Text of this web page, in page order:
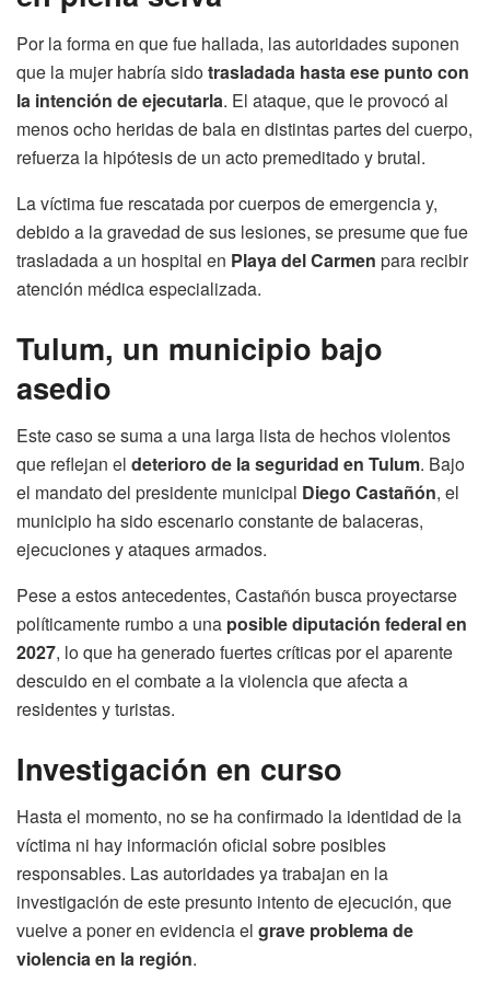
Por la forma en que fue hallada, las autoridades suponen
que la mujer habría sidotrasladada hasta ese punto con
la intención de ejecutarla. El ataque, que le provocó al
menos ocho heridas de bala en distintas partes del cuerpo,
refuerza la hipótesis de un acto premeditado y brutal.
La víctima fue rescatada por cuerpos de emergencia y,
debido a la gravedad de sus lesiones, se presume que fue
trasladada a un hospital en Playa del Carmen para recibir
atención médica especializada.
Tulum, un municipio bajo
asedio
Este caso se suma a una larga lista de hechos violentos
que reflejan el deterioro de la seguridad en Tulum. Bajo
el mandato del presidente municipal Diego Castañón, el
municipio ha sido escenario constante de balaceras,
ejecuciones y ataques armados.
Pese a estos antecedentes, Castañón busca proyectarse
políticamente rumbo a una posible diputación federal en
2027, lo que ha generado fuertes críticas por el aparente
descuido en el combate a la violencia que afecta a
residentes y turistas.
Investigación en curso
Hasta el momento, no se ha confirmado la identidad de la
víctima ni hay información oficial sobre posibles
responsables. Las autoridades ya trabajan en la
investigación de este presunto intento de ejecución, que
vuelve a poner en evidencia el grave problema de
violencia en la región.